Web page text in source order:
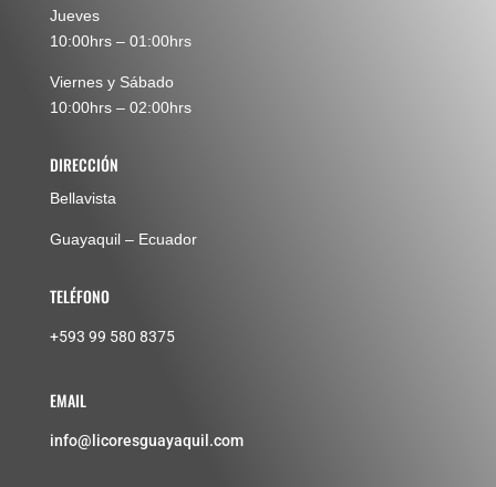
Jueves
10:00hrs – 01:00hrs
Viernes y Sábado
10:00hrs – 02:00hrs
DIRECCIÓN
Bellavista
Guayaquil – Ecuador
TELÉFONO
+593 99 580 8375
EMAIL
info@licoresguayaquil.com